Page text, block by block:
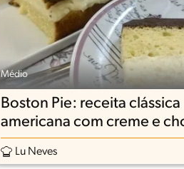
Médio
Boston Pie: receita clássica
americana com creme e
Lu Neves